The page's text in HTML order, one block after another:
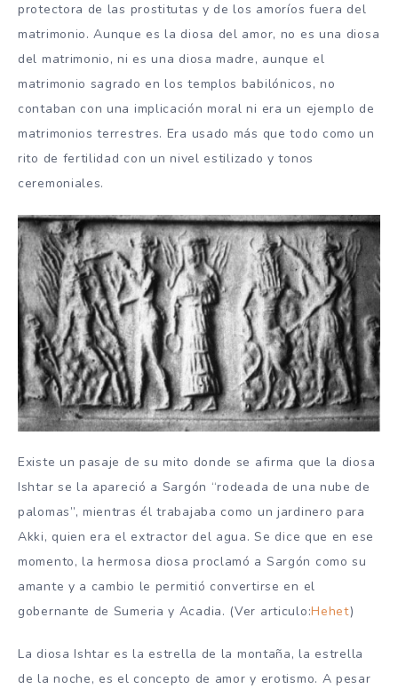
protectora de las prostitutas y de los amoríos fuera del
matrimonio. Aunque es la diosa del amor, no es una diosa
del matrimonio, ni es una diosa madre, aunque el
matrimonio sagrado en los templos babilónicos, no
contaban con una implicación moral ni era un ejemplo de
matrimonios terrestres. Era usado más que todo como un
rito de fertilidad con un nivel estilizado y tonos
ceremoniales.
Existe un pasaje de su mito donde se afirma que la diosa
Ishtar se la apareció a Sargón “rodeada de una nube de
palomas”, mientras él trabajaba como un jardinero para
Akki, quien era el extractor del agua. Se dice que en ese
momento, la hermosa diosa proclamó a Sargón como su
amante y a cambio le permitió convertirse en el
gobernante de Sumeria y Acadia. (Ver articulo:Hehet)
La diosa Ishtar es la estrella de la montaña, la estrella
de la noche, es el concepto de amor y erotismo. A pesar